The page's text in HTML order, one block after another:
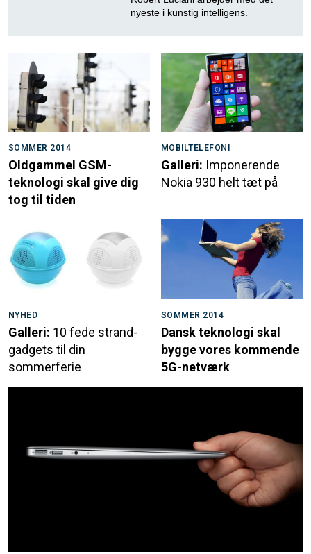
nyeste i kunstig intelligens.
SOMMER 2014
Oldgammel GSM-
teknologi skal give dig
tog til tiden
MOBILTELEFONI
Galleri: Imponerende
Nokia 930 helt tæt på
NYHED
Galleri: 10 fede strand-
gadgets til din
sommerferie
SOMMER 2014
Dansk teknologi skal
bygge vores kommende
5G-netværk